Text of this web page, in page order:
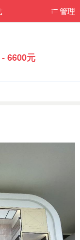
管理
6600元